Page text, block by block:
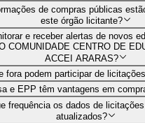
de compras públicas
este órgão licitante?
e receber alertas de novos
COMUNIDADE CENTRO DE
ACCEI ARARAS?
fora podem participar de
e EPP têm vantagens em
frequência os dados de
atualizados?